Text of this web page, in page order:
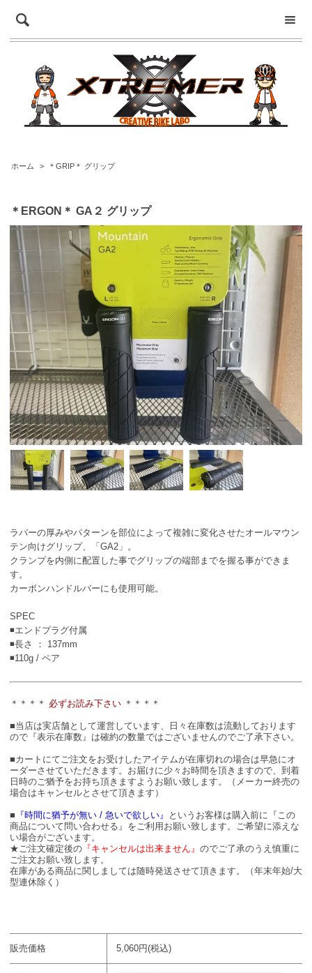
ホーム > ＊GRIP＊ グリップ
＊ERGON＊ GA２ グリップ
ラバーの厚みやパターンを部位によって複雑に変化させたオールマウン
テン向けグリップ、「GA2」。
クランプを内側に配置した事でグリップの端部までを握る事ができま
す。
カーボンハンドルバーにも使用可能。
SPEC
◾エンドプラグ付属
◾長さ ： 137mm
◾110g / ペア
＊＊＊＊ 必ずお読み下さい ＊＊＊＊
■当店は実店舗として運営しています、日々在庫数は流動しております
ので『表示在庫数』は確約の数量ではございませんのでご了承下さい。
■カートにてご注文をお受けしたアイテムが在庫切れの場合は早急にオ
ーダーさせていただきます。お届けに少々お時間を頂きますので、到着
日時のご猶予をお持ち頂きますようお願い致します。（メーカー終売の
場合はキャンセルとさせて頂きます）
■ 『時間に猶予が無い / 急いで欲しい』
というお客様は購入前に『この
商品について問い合わせる』をご利用お願い致します。ご希望に添えな
い場合がございます。
★ご注文確定後の 『キャンセルは出来ません』 のでご了承のうえ慎重に
ご注文お願い致します。
在庫がある商品に関しましては随時発送させて頂きます。（年末年始/大
型連休除く）
販売価格 5,060円(税込)